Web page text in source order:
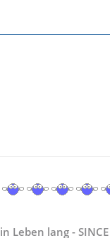
Leben lang -